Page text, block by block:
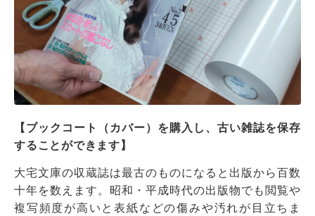
【ブックコート（カバー）を購入し、古い雑誌を保存
することができます】
大宅文庫の収蔵誌は最古のものになると出版から百数
十年を数えます。昭和・平成時代の出版物でも閲覧や
複写頻度が高いと表紙などの傷みや汚れが目立ちま